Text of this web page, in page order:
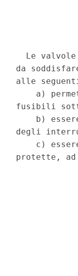
Le
da
alle
a)
fusibili
b)
degli
c)